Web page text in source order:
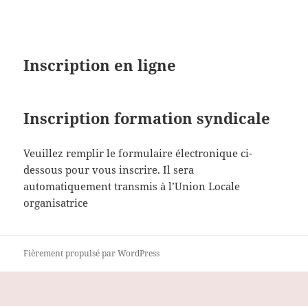
Inscription en ligne
Inscription formation syndicale
Veuillez remplir le formulaire électronique ci-
dessous pour vous inscrire. Il sera
automatiquement transmis à l’Union Locale
organisatrice
Fièrement propulsé par WordPress